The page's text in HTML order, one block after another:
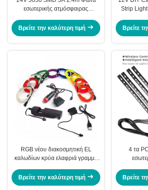
εσωτερικής ατμόσφαιρας
φορτηγό
Βρείτε την καλύτερη τιμή
Strip Light
Βρείτε
RGB νέου διακοσμητική EL
καλωδίων κρύα ελαφριά γραμμή
αυτοκινήτων εσωτερική
Βρείτε την καλύτερη τιμή
4 τα
λουρίδων
Βρείτε